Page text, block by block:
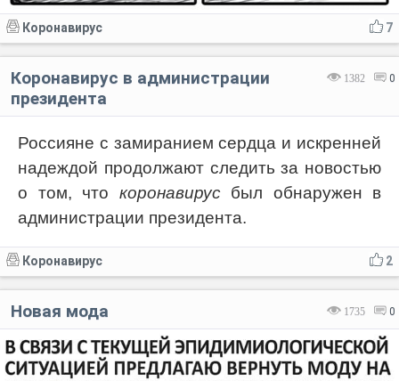
7
Коронавирус
1382 0
Коронавирус в администрации
президента
Россияне с замиранием сердца и искренней
надеждой продолжают следить за новостью
о том, что коронавирус был обнаружен в
администрации президента.
2
Коронавирус
1735 0
Новая мода